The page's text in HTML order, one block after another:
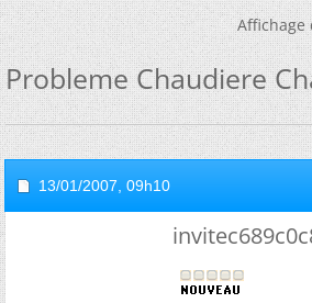
Affichage
Probleme Chaudiere
13/01/2007, 09h10